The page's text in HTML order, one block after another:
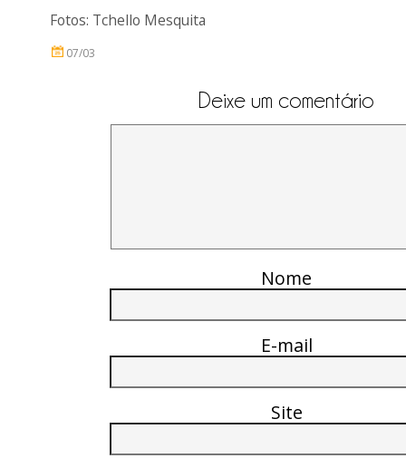
Fotos: Tchello Mesquita
07/03
Deixe um comentário
Nome
E-mail
Site